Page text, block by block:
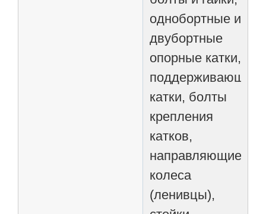
однобортные и
двубортные
опорные катки,
поддерживающие
катки, болты
крепления
катков,
направляющие
колеса
(ленивцы),